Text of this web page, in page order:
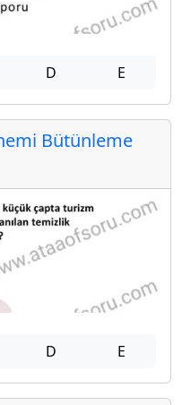
D E
Bütünleme
D E